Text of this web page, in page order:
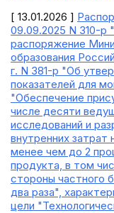
[ 13.01.2026 ]
09.09.2025 N 310-р
распоряжение
образования
г. N 381-р "Об
показателей для
"Обеспечение
числе десяти
исследований и
внутренних затрат
менее чем до 2
продукта, в том
стороны частного
два раза",
цели